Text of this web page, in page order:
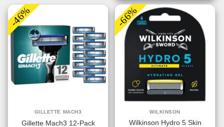
-46%
GILLETTE MACH3
Gillette Mach3 12-Pack
-66%
WILKINSON
Wilkinson Hydro 5 Skin